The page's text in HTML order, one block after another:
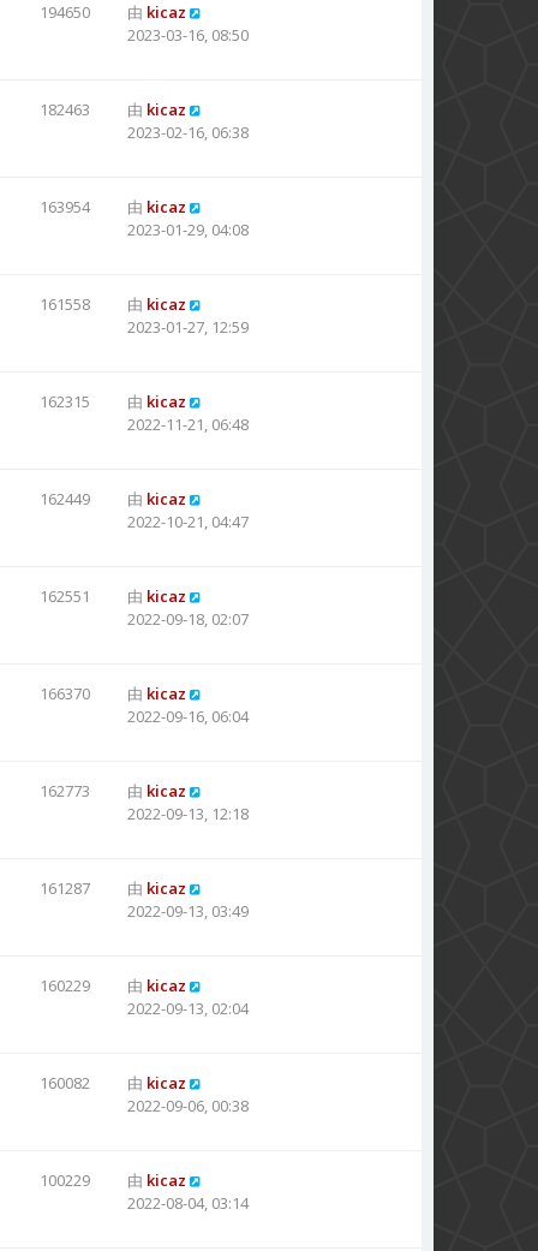
194650 由 kicaz
2023-03-16, 08:50
182463 由 kicaz
2023-02-16, 06:38
163954 由 kicaz
2023-01-29, 04:08
161558 由 kicaz
2023-01-27, 12:59
162315 由 kicaz
2022-11-21, 06:48
162449 由 kicaz
2022-10-21, 04:47
162551 由 kicaz
2022-09-18, 02:07
166370 由 kicaz
2022-09-16, 06:04
162773 由 kicaz
2022-09-13, 12:18
161287 由 kicaz
2022-09-13, 03:49
160229 由 kicaz
2022-09-13, 02:04
160082 由 kicaz
2022-09-06, 00:38
100229 由 kicaz
2022-08-04, 03:14